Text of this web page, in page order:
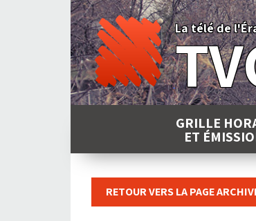
La télé de
GRILLE
ET
RETOUR VERS LA PAGE